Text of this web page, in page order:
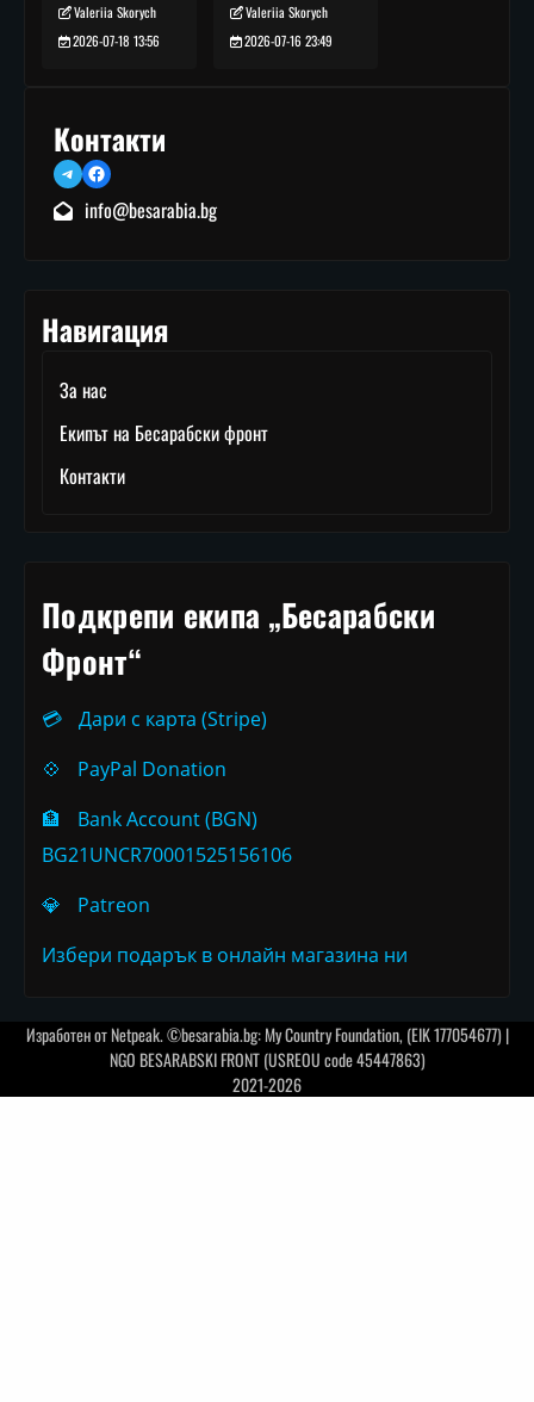
Valeriia Skorych
2026-07-18 13:56
Valeriia Skorych
2026-07-16 23:49
Контакти
TelegramFacebook
info@besarabia.bg
Навигация
За нас
Екипът на Бесарабски фронт
Контакти
Подкрепи екипа „Бесарабски
Фронт“
💳
Дари с карта (Stripe)
💠
PayPal Donation
🏦
Bank Account (BGN)
BG21UNCR70001525156106
💎
Patreon
Избери подарък в онлайн магазина ни
Изработен отNetpeak. ©besarabia.bg: My Country Foundation, (EIK 177054677) |
NGO BESARABSKI FRONT (USREOU code 45447863)
2021-2026